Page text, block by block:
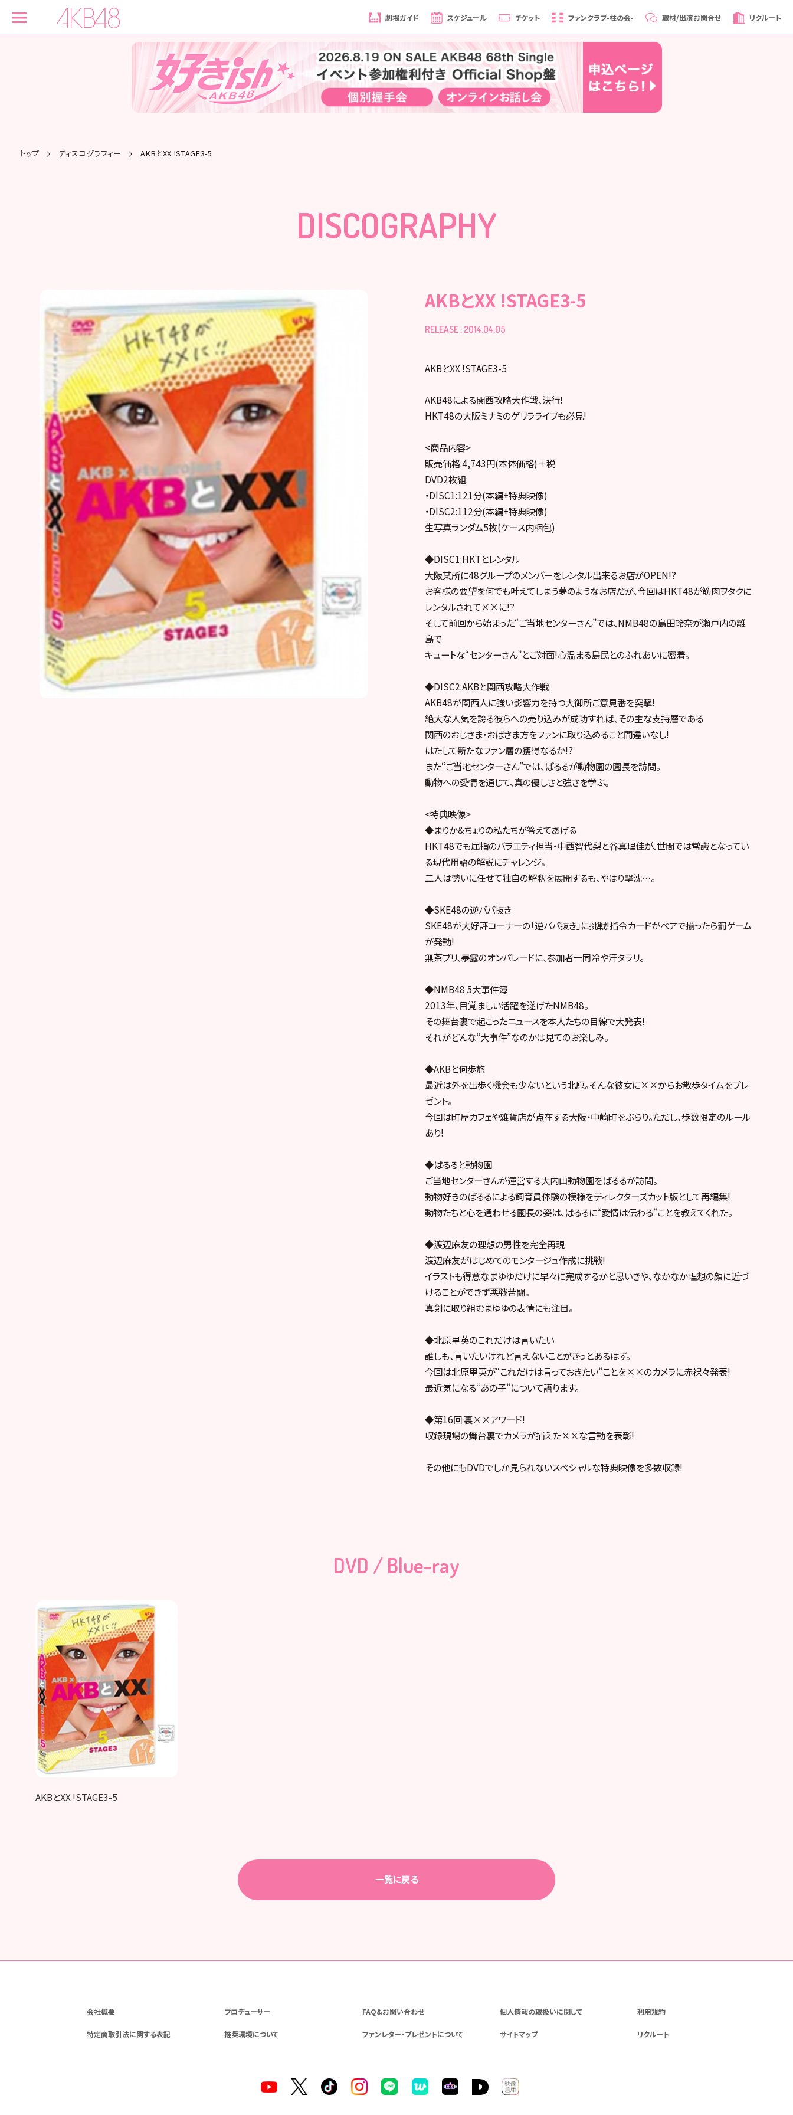
劇場ガイド スケジュール チケット ファンクラブ-柱の会- 取材/出演お問合せ リクルート
トップ ディスコグラフィー AKBとXX !STAGE3-5
DISCOGRAPHY
AKBとXX !STAGE3-5
RELEASE : 2014.04.05
AKBとXX !STAGE3-5
AKB48による関西攻略大作戦、決行!
HKT48の大阪ミナミのゲリラライブも必見!
<商品内容>
販売価格:4,743円(本体価格)＋税
DVD2枚組:
・DISC1:121分(本編+特典映像)
・DISC2:112分(本編+特典映像)
生写真ランダム5枚(ケース内梱包)
◆DISC1:HKTとレンタル
大阪某所に48グループのメンバーをレンタル出来るお店がOPEN!?
お客様の要望を何でも叶えてしまう夢のようなお店だが、今回はHKT48が筋肉ヲタクに
レンタルされて××に!?
そして前回から始まった“ご当地センターさん”では、NMB48の島田玲奈が瀬戸内の離
島で
キュートな“センターさん”とご対面!心温まる島民とのふれあいに密着。
◆DISC2:AKBと関西攻略大作戦
AKB48が関西人に強い影響力を持つ大御所ご意見番を突撃!
絶大な人気を誇る彼らへの売り込みが成功すれば、その主な支持層である
関西のおじさま・おばさま方をファンに取り込めること間違いなし!
はたして新たなファン層の獲得なるか!?
また“ご当地センターさん”では、ぱるるが動物園の園長を訪問。
動物への愛情を通じて、真の優しさと強さを学ぶ。
<特典映像>
◆まりか&ちょりの私たちが答えてあげる
HKT48でも屈指のバラエティ担当・中西智代梨と谷真理佳が、世間では常識となってい
る現代用語の解説にチャレンジ。
二人は勢いに任せて独自の解釈を展開するも、やはり撃沈…。
◆SKE48の逆ババ抜き
SKE48が大好評コーナーの「逆ババ抜き」に挑戦!指令カードがペアで揃ったら罰ゲーム
が発動!
無茶ブリ、暴露のオンパレードに、参加者一同冷や汗タラリ。
◆NMB48 5大事件簿
2013年、目覚ましい活躍を遂げたNMB48。
その舞台裏で起こったニュースを本人たちの目線で大発表!
それがどんな“大事件”なのかは見てのお楽しみ。
◆AKBと何歩旅
最近は外を出歩く機会も少ないという北原。そんな彼女に××からお散歩タイムをプレ
ゼント。
今回は町屋カフェや雑貨店が点在する大阪・中崎町をぶらり。ただし、歩数限定のルール
あり!
◆ぱるると動物園
ご当地センターさんが運営する大内山動物園をぱるるが訪問。
動物好きのぱるるによる飼育員体験の模様をディレクターズカット版として再編集!
動物たちと心を通わせる園長の姿は、ぱるるに“愛情は伝わる”ことを教えてくれた。
◆渡辺麻友の理想の男性を完全再現
渡辺麻友がはじめてのモンタージュ作成に挑戦!
イラストも得意なまゆゆだけに早々に完成するかと思いきや、なかなか理想の顔に近づ
けることができず悪戦苦闘。
真剣に取り組むまゆゆの表情にも注目。
◆北原里英のこれだけは言いたい
誰しも、言いたいけれど言えないことがきっとあるはず。
今回は北原里英が“これだけは言っておきたい”ことを××のカメラに赤裸々発表!
最近気になる“あの子”について語ります。
◆第16回 裏××アワード!
収録現場の舞台裏でカメラが捕えた××な言動を表彰!
その他にもDVDでしか見られないスペシャルな特典映像を多数収録!
DVD / Blue-ray
AKBとXX !STAGE3-5
一覧に戻る
会社概要 プロデューサー FAQ&お問い合わせ 個人情報の取扱いに関して 利用規約
特定商取引法に関する表記 推奨環境について ファンレター・プレゼントについて サイトマップ リクルート